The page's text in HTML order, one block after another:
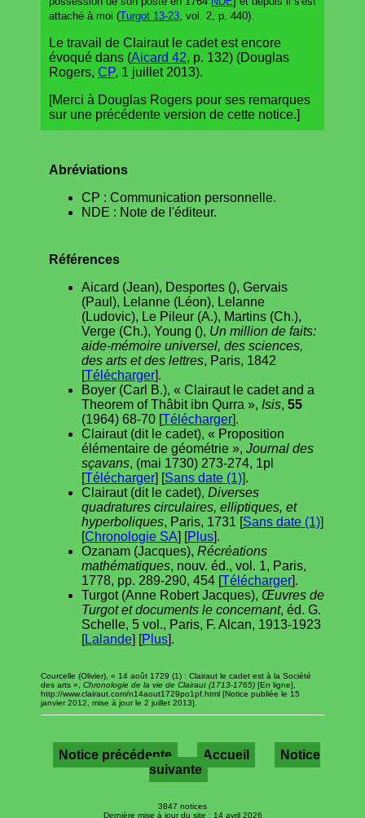
attaché à moi (Turgot 13-23 , vol. 2, p. 440).
Le travail de Clairaut le cadet est encore
évoqué dans (Aicard 42, p. 132) (Douglas
Rogers, CP, 1 juillet 2013).
[Merci à Douglas Rogers pour ses remarques
sur une précédente version de cette notice.]
Abréviations
CP : Communication personnelle.
NDE : Note de l'éditeur.
Références
Aicard (Jean), Desportes (), Gervais
(Paul), Lelanne (Léon), Lelanne
(Ludovic), Le Pileur (A.), Martins (Ch.),
Verge (Ch.), Young (), Un million de faits:
aide-mémoire universel, des sciences,
des arts et des lettres, Paris, 1842
[Télécharger].
Boyer (Carl B.), « Clairaut le cadet and a
Theorem of Thâbit ibn Qurra », Isis, 55
(1964) 68-70 [Télécharger].
Clairaut (dit le cadet), « Proposition
élémentaire de géométrie », Journal des
sçavans, (mai 1730) 273-274, 1pl
[Télécharger] [Sans date (1)].
Clairaut (dit le cadet), Diverses
quadratures circulaires, elliptiques, et
hyperboliques, Paris, 1731 [Sans date (1)]
[Chronologie SA] [Plus].
Ozanam (Jacques), Récréations
mathématiques, nouv. éd., vol. 1, Paris,
1778, pp. 289-290, 454 [Télécharger].
Turgot (Anne Robert Jacques), Œuvres de
Turgot et documents le concernant, éd. G.
Schelle, 5 vol., Paris, F. Alcan, 1913-1923
[Lalande] [Plus].
Courcelle (Olivier), « 14 août 1729 (1) : Clairaut le cadet est à la Société
des arts », Chronologie de la vie de Clairaut (1713-1765) [En ligne],
http://www.clairaut.com/n14aout1729po1pf.html [Notice publiée le 15
janvier 2012, mise à jour le 2 juillet 2013].
Notice précédente Accueil
Notice
suivante
3847 notices
Dernière mise à jour du site : 14 avril 2026